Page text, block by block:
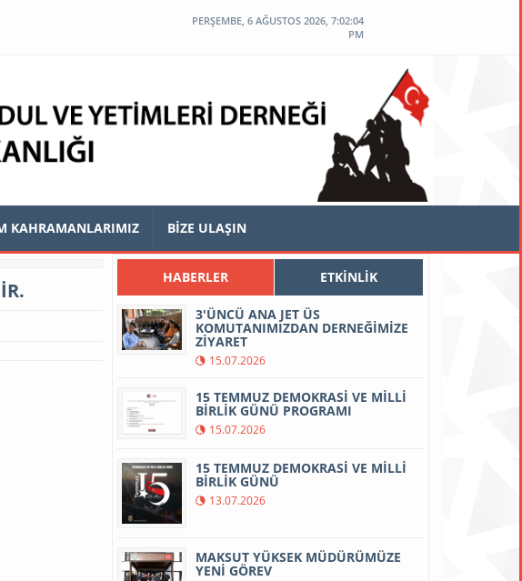
PERŞEMBE, 6 AĞUSTOS 2026, 7:02:05
PM
KAHRAMANLARIMIZ BİZE ULAŞIN
HABERLER ETKİNLİK
3'ÜNCÜ ANA JET ÜS
KOMUTANIMIZDAN DERNEĞİMİZE
ZİYARET
15.07.2026
15 TEMMUZ DEMOKRASİ VE MİLLİ
BİRLİK GÜNÜ PROGRAMI
15.07.2026
15 TEMMUZ DEMOKRASİ VE MİLLİ
BİRLİK GÜNÜ
13.07.2026
MAKSUT YÜKSEK MÜDÜRÜMÜZE
YENİ GÖREV